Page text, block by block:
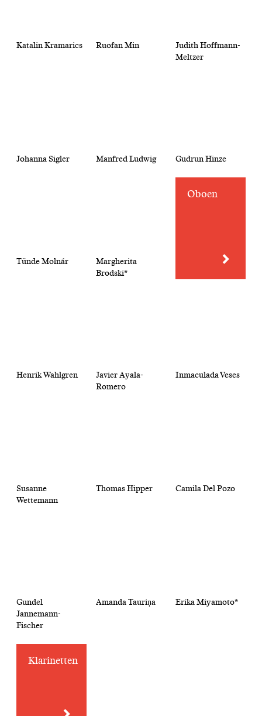
Katalin Kramarics Ruofan Min
Judith Hoffmann-
Meltzer
Johanna Sigler Manfred Ludwig Gudrun Hinze
Tünde Molnár
Margherita
Brodski*
Oboen
Henrik Wahlgren
Javier Ayala-
Romero
Inmaculada Veses
Susanne
Wettemann
Thomas Hipper Camila Del Pozo
Gundel
Jannemann-
Fischer
Amanda Tauriņa Erika Miyamoto*
Klarinetten